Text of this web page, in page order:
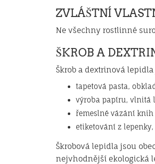
ZVLÁŠTNÍ
Ne všechny rostlinné
ŠKROB A
Škrob a dextrinová
tapetová pasta,
výroba papíru, vlnitá
řemeslné vázání knih
etiketování z
Škrobová lepidla jsou
nejvhodnější ekologická